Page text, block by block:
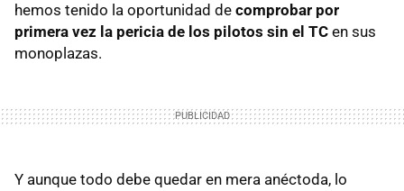
hemos tenido la oportunidad de comprobar por
primera vez la pericia de los pilotos sin el TC en sus
monoplazas.
Y aunque todo debe quedar en mera anéctoda, lo